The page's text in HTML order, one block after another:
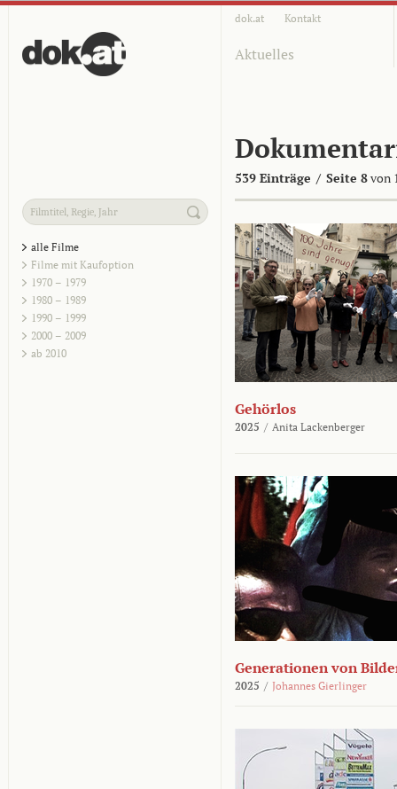
dok.at Kontakt
Aktuelles
539 Einträge / Seite 8von
alle Filme
Filme mit Kaufoption
1970 – 1979
1980 – 1989
1990 – 1999
2000 – 2009
ab 2010
Gehörlos
2025 / Anita Lackenberger
Generationen von
2025 / Johannes Gierlinger